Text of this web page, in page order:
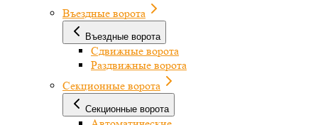
Въездные ворота
Въездные ворота
Сдвижные ворота
Раздвижные ворота
Секционные ворота
Секционные ворота